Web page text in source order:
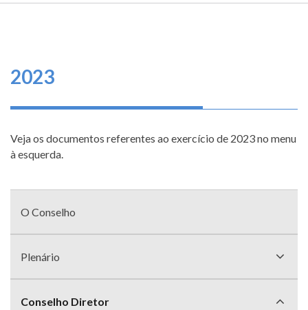
O
Serviços
Informe-
Fale
Transparência
de
TRILHA
FEDERAL
2023
Veja os documentos referentes ao exercício de 2023 no menu
à esquerda.
com
O Conselho
Plenário
Conselho Diretor